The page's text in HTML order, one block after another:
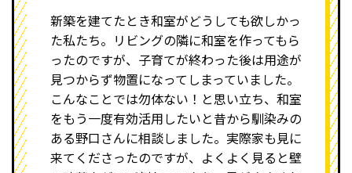
新築を建てたとき和室がどうしても欲しかっ
た私たち。リビングの隣に和室を作ってもら
ったのですが、子育てが終わった後は用途が
見つからず物置になってしまっていました。
こんなことでは勿体ない！と思い立ち、和室
をもう一度有効活用したいと昔から馴染みの
ある野口さんに相談しました。実際家も見に
来てくださったのですが、よくよく見ると壁